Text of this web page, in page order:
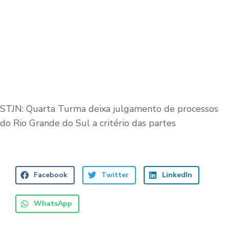
STJN: Quarta Turma deixa julgamento de processos
do Rio Grande do Sul a critério das partes
Facebook Twitter LinkedIn
WhatsApp